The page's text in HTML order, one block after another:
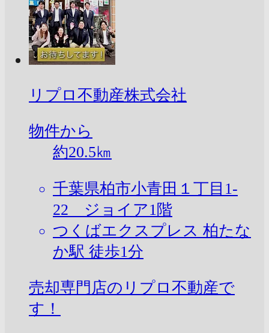
リプロ不動産株式会社
物件から
約20.5㎞
千葉県柏市小青田１丁目1-
22 ジョイア1階
つくばエクスプレス 柏たな
か駅 徒歩1分
売却専門店のリプロ不動産で
す！